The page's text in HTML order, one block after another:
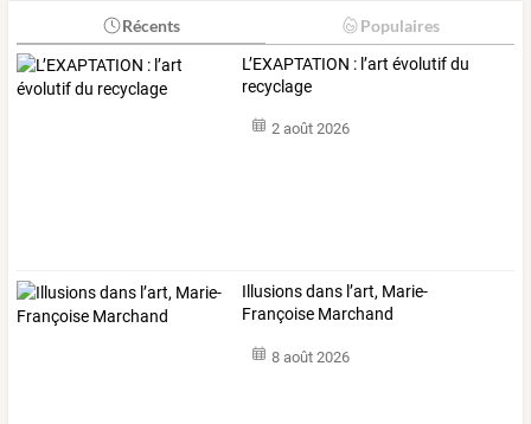
Récents Populaires
L’EXAPTATION : l’art évolutif du
recyclage
2 août 2026
Illusions dans l’art, Marie-
Françoise Marchand
8 août 2026